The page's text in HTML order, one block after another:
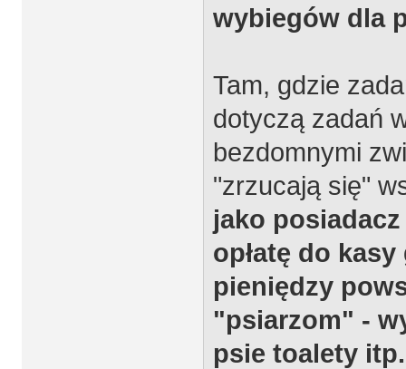
wybiegów dla
Tam, gdzie
dotyczą zadań
bezdomnymi
"zrzucają się"
jako posiadacz
opłatę do
pieniędzy
"psiarzom" -
psie toalety itp.